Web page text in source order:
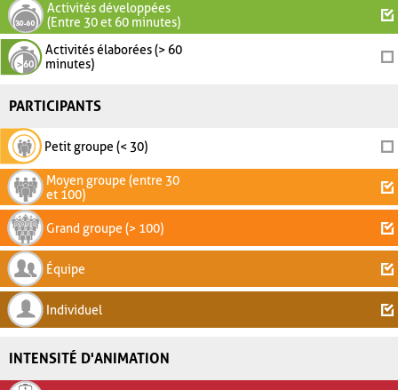
Activités développées
(Entre 30 et 60 minutes)
Activités élaborées (> 60
minutes)
PARTICIPANTS
Petit groupe (< 30)
Moyen groupe (entre 30
et 100)
Grand groupe (> 100)
Équipe
Individuel
INTENSITÉ D'ANIMATION